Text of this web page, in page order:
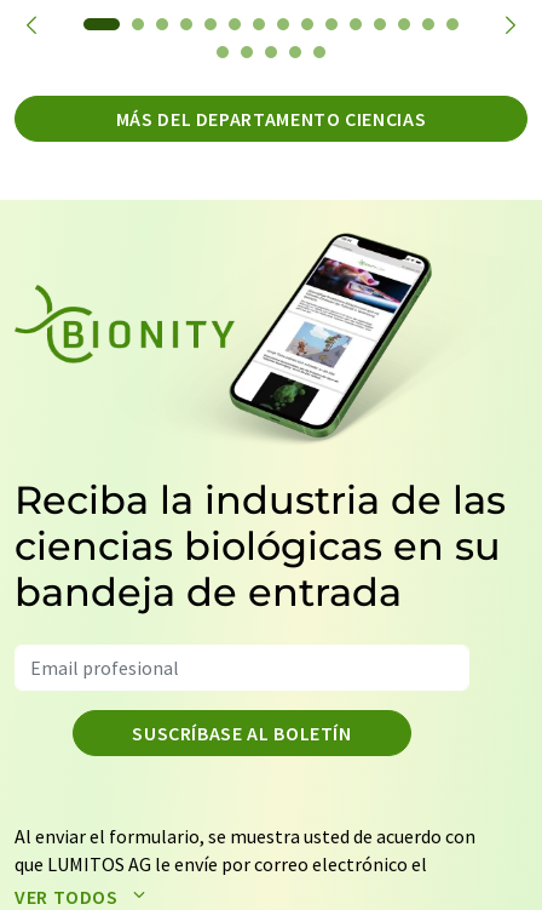
MÁS DEL DEPARTAMENTO CIENCIAS
Reciba la industria de las
ciencias biológicas en su
bandeja de entrada
SUSCRÍBASE AL BOLETÍN
Al enviar el formulario, se muestra usted de acuerdo con
que LUMITOS AG le envíe por correo electrónico el
boletín o boletines seleccionados anteriormente. Sus
VER TODOS